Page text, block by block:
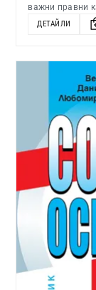
важни правни
ДЕТАЙЛИ